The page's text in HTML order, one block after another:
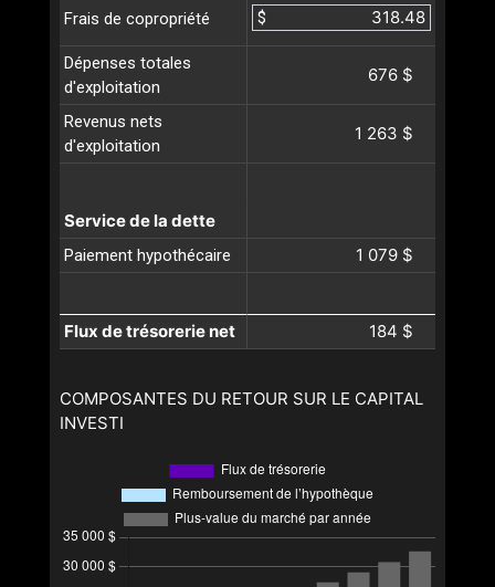
Frais de copropriété $
Dépenses totales
d'exploitation
676 $
Revenus nets
d'exploitation
1 263 $
Service de la dette
Paiement hypothécaire 1 079 $
Flux de trésorerie net 184 $
COMPOSANTES DU RETOUR SUR LE CAPITAL
INVESTI